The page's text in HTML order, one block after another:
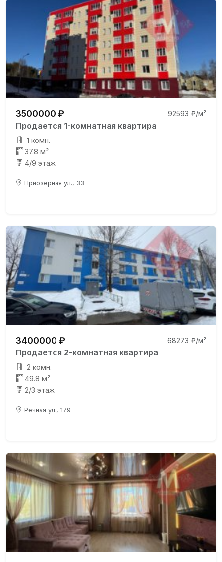
3500000 ₽ 92593 ₽/м²
Продается 1-комнатная квартира
1 комн.
37.8 м²
4/9 этаж
Приозерная ул., 33
3400000 ₽ 68273 ₽/м²
Продается 2-комнатная квартира
2 комн.
49.8 м²
2/3 этаж
Речная ул., 179